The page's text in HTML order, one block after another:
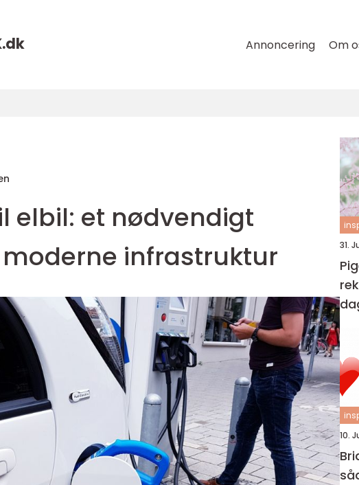
dk Annoncering Om
elbil: et nødvendigt
infrastruktur
31.
10.